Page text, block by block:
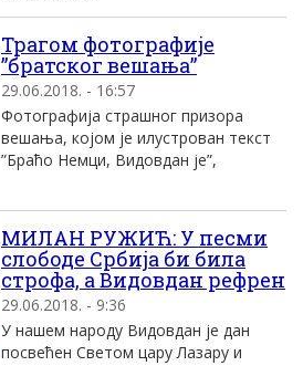
Трагом фотографије
”братског вешања”
29.06.2018. - 16:57
Фотографија страшног призора
вешања, којом је илустрован текст
”Браћо Немци, Видовдан је”,
МИЛАН РУЖИЋ: У песми
слободе Србија би била
строфа, а Видовдан рефрен
29.06.2018. - 9:36
У нашем народу Видовдан је дан
посвећен Светом цару Лазару и